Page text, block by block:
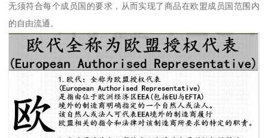
无须符合每个成员国的要求，从而实现了商品在欧盟成员国范围内
的自由流通。